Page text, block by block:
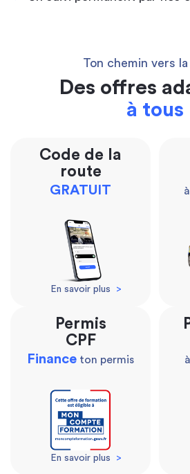
Ton chemin vers
Des offres
à tous
Code de la
route
GRATUIT
En savoir plus >
Permis
CPF
Finance ton permis
En savoir plus >